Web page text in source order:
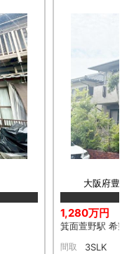
大阪府
1,280万円
箕面萱野駅 希
間取 3SLK